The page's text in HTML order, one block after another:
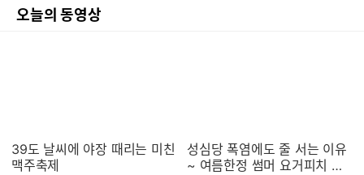
오늘의 동영상
39도 날씨에 야장 때리는 미친
맥주축제
성심당 폭염에도 줄 서는 이유
~ 여름한정 썸머 요거피치 리